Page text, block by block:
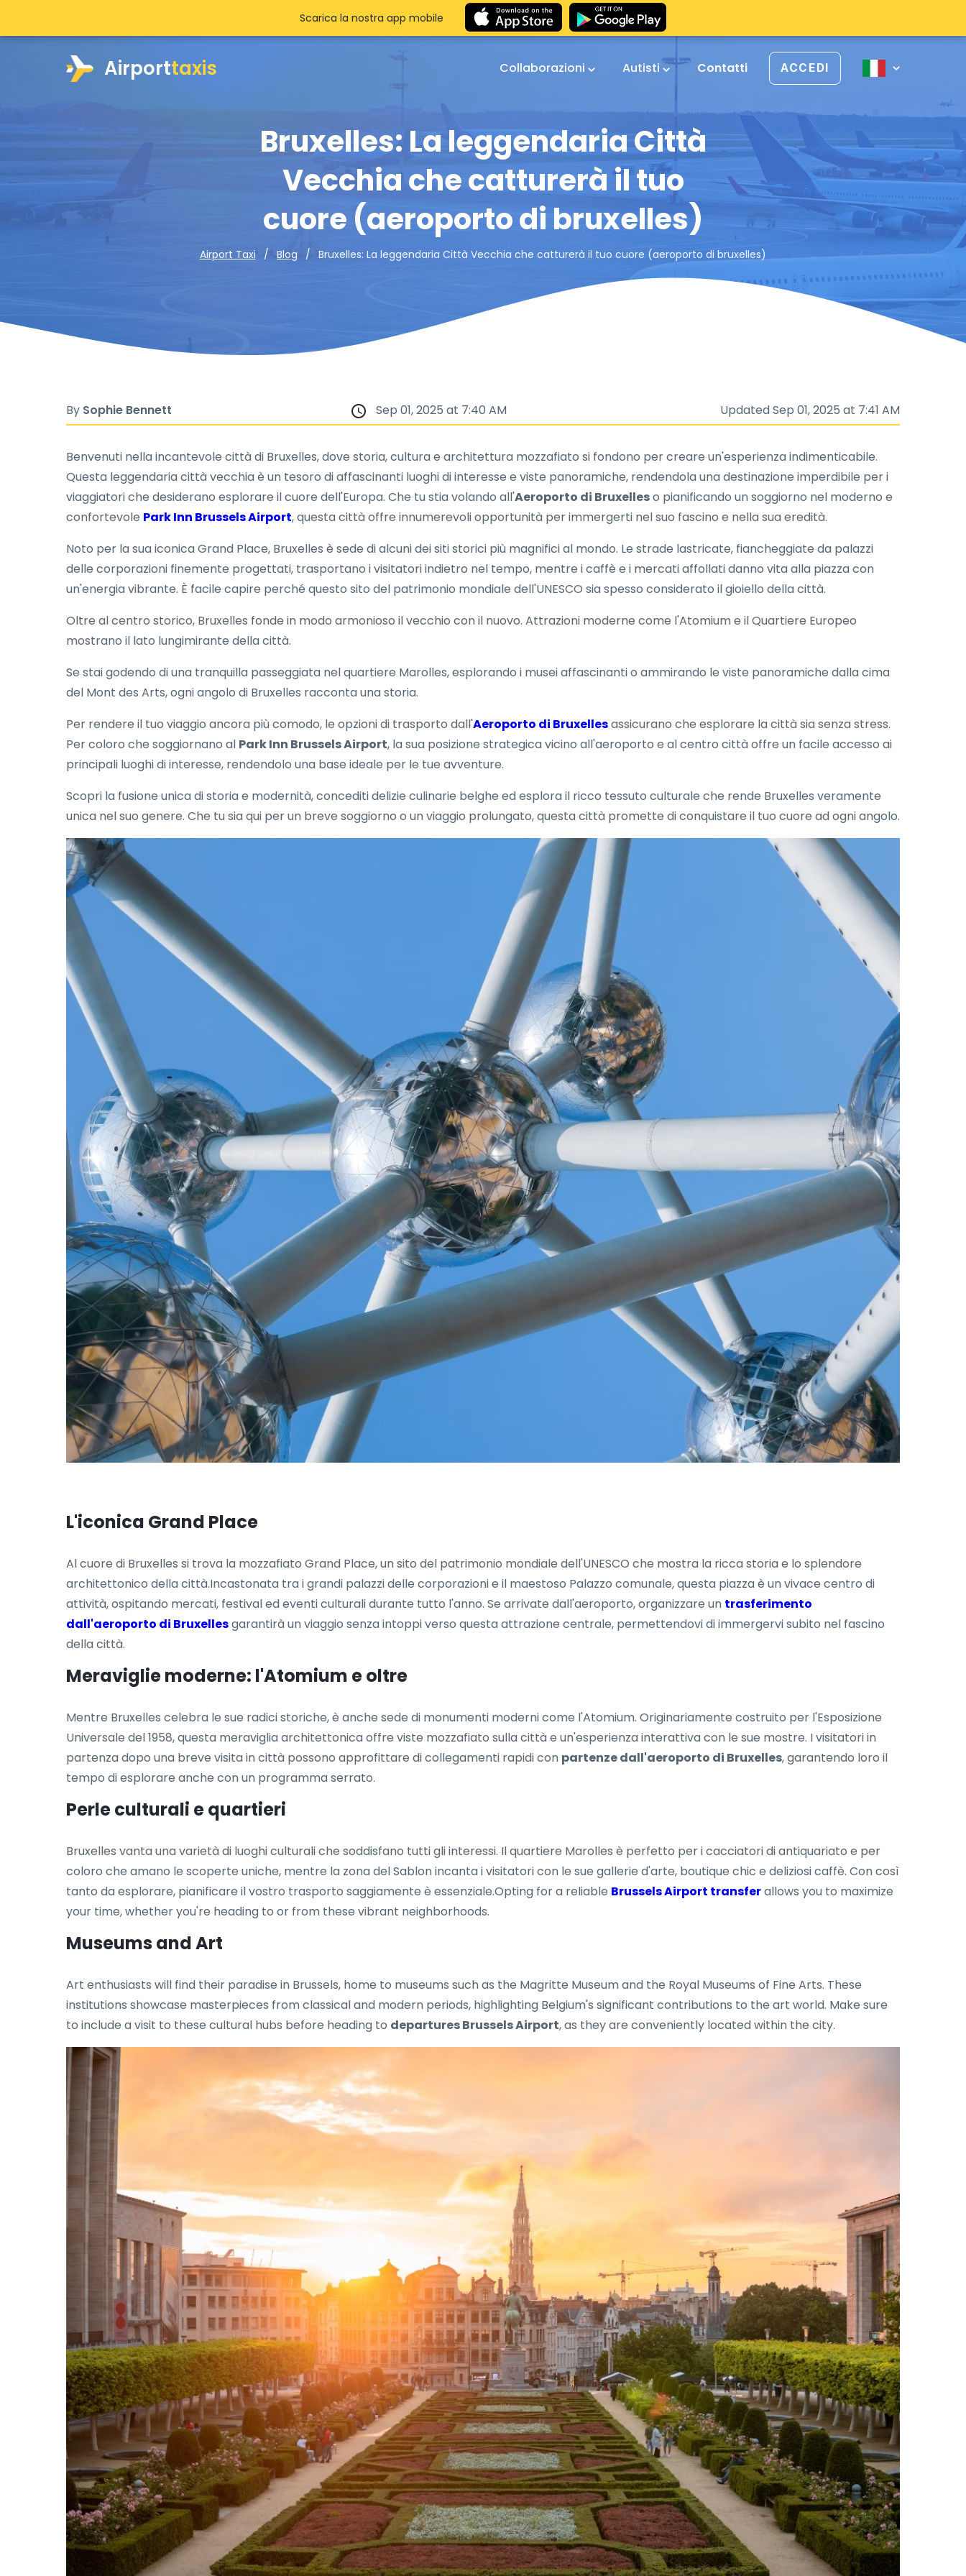
Airporttaxis Collaborazioni Autisti Contatti ACCEDI
Bruxelles: La leggendaria Città
Vecchia che catturerà il tuo
cuore (aeroporto di bruxelles)
Airport Taxi Blog Bruxelles: La leggendaria Città Vecchia che catturerà il tuo cuore (aeroporto di bruxelles)
Scarica la nostra app mobile
By Sophie Bennett Sep 01, 2025 at 7:40 AM Updated Sep 01, 2025 at 7:41 AM
Benvenuti nella incantevole città di Bruxelles, dove storia, cultura e architettura mozzafiato si fondono per creare un'esperienza indimenticabile.
Questa leggendaria città vecchia è un tesoro di affascinanti luoghi di interesse e viste panoramiche, rendendola una destinazione imperdibile per i
viaggiatori che desiderano esplorare il cuore dell'Europa. Che tu stia volando all'Aeroporto di Bruxelleso pianificando un soggiorno nel moderno e
confortevole Park Inn Brussels Airport, questa città offre innumerevoli opportunità per immergerti nel suo fascino e nella sua eredità.
Noto per la sua iconica Grand Place, Bruxelles è sede di alcuni dei siti storici più magnifici al mondo. Le strade lastricate, fiancheggiate da palazzi
delle corporazioni finemente progettati, trasportano i visitatori indietro nel tempo, mentre i caffè e i mercati affollati danno vita alla piazza con
un'energia vibrante. È facile capire perché questo sito del patrimonio mondiale dell'UNESCO sia spesso considerato il gioiello della città.
Oltre al centro storico, Bruxelles fonde in modo armonioso il vecchio con il nuovo. Attrazioni moderne come l'Atomium e il Quartiere Europeo
mostrano il lato lungimirante della città.
Se stai godendo di una tranquilla passeggiata nel quartiere Marolles, esplorando i musei affascinanti o ammirando le viste panoramiche dalla cima
del Mont des Arts, ogni angolo di Bruxelles racconta una storia.
Per rendere il tuo viaggio ancora più comodo, le opzioni di trasporto dall'Aeroporto di Bruxellesassicurano che esplorare la città sia senza stress.
Per coloro che soggiornano al Park Inn Brussels Airport, la sua posizione strategica vicino all'aeroporto e al centro città offre un facile accesso ai
principali luoghi di interesse, rendendolo una base ideale per le tue avventure.
Scopri la fusione unica di storia e modernità, concediti delizie culinarie belghe ed esplora il ricco tessuto culturale che rende Bruxelles veramente
unica nel suo genere. Che tu sia qui per un breve soggiorno o un viaggio prolungato, questa città promette di conquistare il tuo cuore ad ogni angolo.
L'iconica Grand Place
Al cuore di Bruxelles si trova la mozzafiato Grand Place, un sito del patrimonio mondiale dell'UNESCO che mostra la ricca storia e lo splendore
architettonico della città.Incastonata tra i grandi palazzi delle corporazioni e il maestoso Palazzo comunale, questa piazza è un vivace centro di
attività, ospitando mercati, festival ed eventi culturali durante tutto l'anno. Se arrivate dall'aeroporto, organizzare un trasferimento
dall'aeroporto di Bruxellesgarantirà un viaggio senza intoppi verso questa attrazione centrale, permettendovi di immergervi subito nel fascino
della città.
Meraviglie moderne: l'Atomium e oltre
Mentre Bruxelles celebra le sue radici storiche, è anche sede di monumenti moderni come l'Atomium. Originariamente costruito per l'Esposizione
Universale del 1958, questa meraviglia architettonica offre viste mozzafiato sulla città e un'esperienza interattiva con le sue mostre. I visitatori in
partenza dopo una breve visita in città possono approfittare di collegamenti rapidi con partenze dall'aeroporto di Bruxelles, garantendo loro il
tempo di esplorare anche con un programma serrato.
Perle culturali e quartieri
Bruxelles vanta una varietà di luoghi culturali che soddisfano tutti gli interessi. Il quartiere Marolles è perfetto per i cacciatori di antiquariato e per
coloro che amano le scoperte uniche, mentre la zona del Sablon incanta i visitatori con le sue gallerie d'arte, boutique chic e deliziosi caffè. Con così
tanto da esplorare, pianificare il vostro trasporto saggiamente è essenziale.Opting for a reliable Brussels Airport transferallows you to maximize
your time, whether you're heading to or from these vibrant neighborhoods.
Museums and Art
Art enthusiasts will find their paradise in Brussels, home to museums such as the Magritte Museum and the Royal Museums of Fine Arts. These
institutions showcase masterpieces from classical and modern periods, highlighting Belgium's significant contributions to the art world. Make sure
to include a visit to these cultural hubs before heading to departures Brussels Airport, as they are conveniently located within the city.